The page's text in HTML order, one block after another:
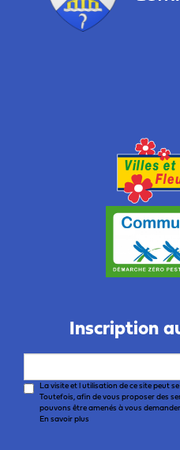
Inscription
La visite et l utilisation de ce site peut
Toutefois, afin de vous proposer des
pouvons être amenés à vous
En savoir plus